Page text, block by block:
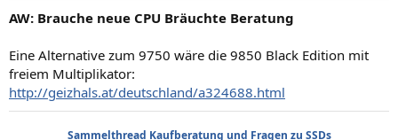
AW: Brauche neue CPU Bräuchte Beratung
Eine Alternative zum 9750 wäre die 9850 Black Edition mit
freiem Multiplikator:
http://geizhals.at/deutschland/a324688.html
Sammelthread Kaufberatung und Fragen zu SSDs